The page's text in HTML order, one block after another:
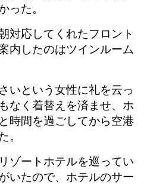
った。
対応してくれたフロント
内したのはツインルーム
いという女性に礼を云っ
なく着替えを済ませ、ホ
時間を過ごしてから空港
。
ゾートホテルを巡ってい
いたので、ホテルのサー